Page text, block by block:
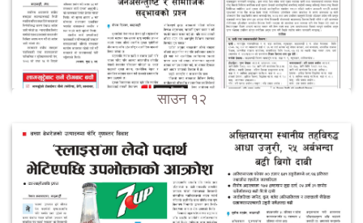
साउन १२